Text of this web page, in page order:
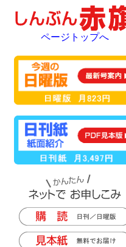
ページトップへ